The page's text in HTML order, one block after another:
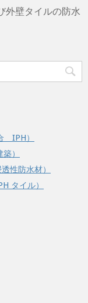
外壁タイルの防水
IPH）
）
防水材）
タイル）